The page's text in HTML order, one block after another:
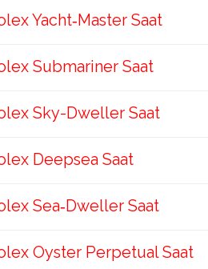
Yacht‑Master Saat
Submariner Saat
Sky-Dweller Saat
Deepsea Saat
Sea‑Dweller Saat
Oyster Perpetual Saat